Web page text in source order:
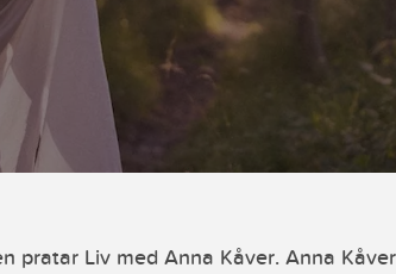
pratar Liv med Anna Kåver. Anna